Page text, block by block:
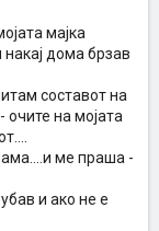
мајка
накај дома брзав
составот на
очите на мојата
ме праша -
и ако не е